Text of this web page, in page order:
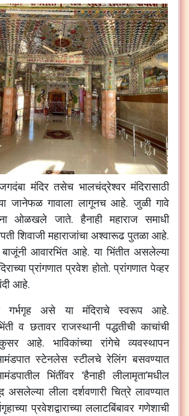
मंदिर तसेच भालचंद्रेश्वर मंदिरासाठी
जानेफळ गावाला लागूनच आहे. जुळी गावे
ओळखले जाते. हैनाही महाराज समाधी
शिवाजी महाराजांचा अश्वारूढ पुतळा आहे.
बाजूंनी आवारभिंत आहे. या भिंतीत असलेल्या
प्रांगणात प्रवेश होतो. प्रांगणात पेव्हर
आहे.
गर्भगृह असे या मंदिराचे स्वरूप आहे.
व छतावर राजस्थानी पद्धतीची काचांची
आहे. भाविकांच्या रांगेचे व्यवस्थापन
स्टेनलेस स्टीलचे रेलिंग बसवण्यात
भिंतींवर ‘हैनाही लीलामृता’मधील
असलेल्या लीला दर्शवणारी चित्रे लावण्यात
प्रवेशद्वाराच्या ललाटबिंबावर गणेशाची